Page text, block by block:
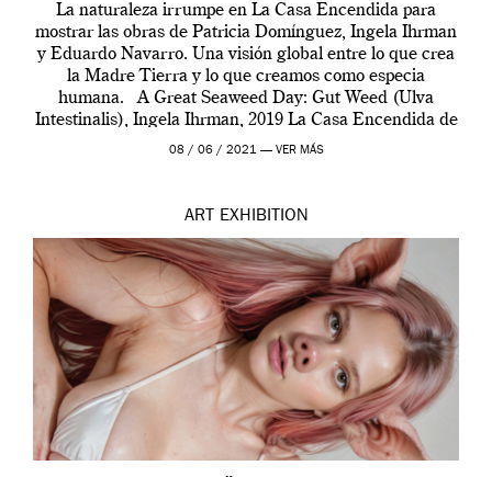
La naturaleza irrumpe en La Casa Encendida para
mostrar las obras de Patricia Domínguez, Ingela Ihrman
y Eduardo Navarro. Una visión global entre lo que crea
la Madre Tierra y lo que creamos como especia
humana. A Great Seaweed Day: Gut Weed (Ulva
Intestinalis), Ingela Ihrman, 2019 La Casa Encendida de
Madrid y la Wellcome […]
08 / 06 / 2021 — VER MÁS
ART EXHIBITION